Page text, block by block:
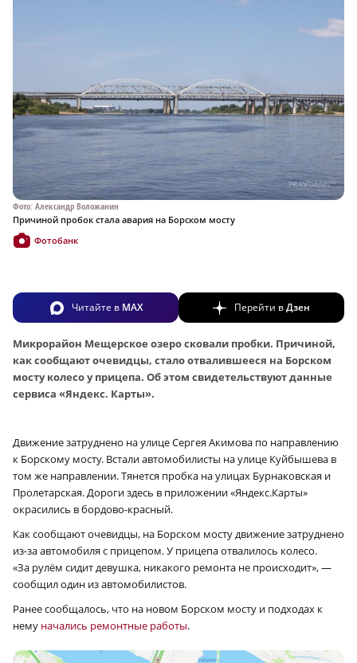
Фото: Александр Воложанин
Причиной пробок стала авария на Борском мосту
Фотобанк
Читайте в MAX Перейти вДзен
Микрорайон Мещерское озеро сковали пробки. Причиной,
как сообщают очевидцы, стало отвалившееся на Борском
мосту колесо у прицепа. Об этом свидетельствуют данные
сервиса «Яндекс. Карты».
Движение затруднено на улице Сергея Акимова по направлению
к Борскому мосту. Встали автомобилисты на улице Куйбышева в
том же направлении. Тянется пробка на улицах Бурнаковская и
Пролетарская. Дороги здесь в приложении «Яндекс.Карты»
окрасились в бордово-красный.
Как сообщают очевидцы, на Борском мосту движение затруднено
из-за автомобиля с прицепом. У прицепа отвалилось колесо.
«За рулём сидит девушка, никакого ремонта не происходит», —
сообщил один из автомобилистов.
Ранее сообщалось, что на новом Борском мосту и подходах к
нему начались ремонтные работы.